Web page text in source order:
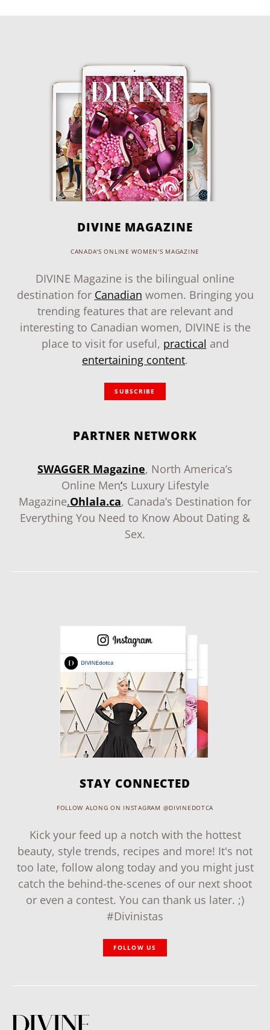
DIVINE MAGAZINE
CANADA'S ONLINE WOMEN'S MAGAZINE
DIVINE Magazine is the bilingual online
destination for Canadian women. Bringing you
trending features that are relevant and
interesting to Canadian women, DIVINE is the
place to visit for useful, practical and
entertaining content.
SUBSCRIBE
PARTNER NETWORK
SWAGGER Magazine, North America’s
Online Men‘s Luxury Lifestyle
Magazine.Ohlala.ca, Canada’s Destination for
Everything You Need to Know About Dating &
Sex.
STAY CONNECTED
FOLLOW ALONG ON INSTAGRAM @DIVINEDOTCA
Kick your feed up a notch with the hottest
beauty, style trends, recipes and more! It's not
too late, follow along today and you might just
catch the behind-the-scenes of our next shoot
or even a contest. You can thank us later. ;)
#Divinistas
FOLLOW US